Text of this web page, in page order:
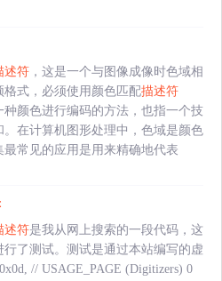
述符 ，这是一个与图像成像时色域相
式，必须使用颜色匹配描述符
种颜色进行编码的方法，也指一个技
在计算机图形处理中，色域是颜色
常见的应用是用来精确地代表
述符是我从网上搜索的一段代码，这
了测试。测试是通过本站编写的虚
// USAGE_PAGE (Digitizers) 0